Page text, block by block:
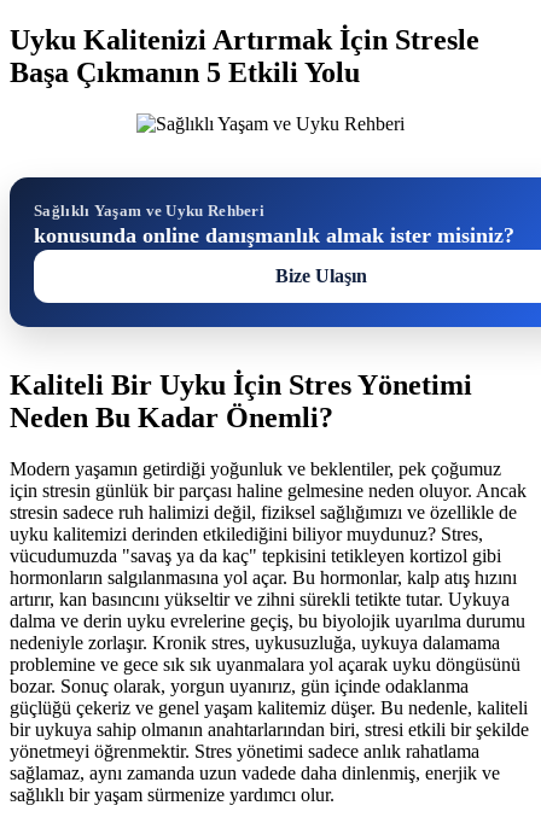
Uyku Kalitenizi Artırmak İçin Stresle
Başa Çıkmanın 5 Etkili Yolu
Sağlıklı Yaşam ve Uyku Rehberi
konusunda online danışmanlık almak ister misiniz?
Bize Ulaşın
Kaliteli Bir Uyku İçin Stres Yönetimi
Neden Bu Kadar Önemli?
Modern yaşamın getirdiği yoğunluk ve beklentiler, pek çoğumuz
için stresin günlük bir parçası haline gelmesine neden oluyor. Ancak
stresin sadece ruh halimizi değil, fiziksel sağlığımızı ve özellikle de
uyku kalitemizi derinden etkilediğini biliyor muydunuz? Stres,
vücudumuzda "savaş ya da kaç" tepkisini tetikleyen kortizol gibi
hormonların salgılanmasına yol açar. Bu hormonlar, kalp atış hızını
artırır, kan basıncını yükseltir ve zihni sürekli tetikte tutar. Uykuya
dalma ve derin uyku evrelerine geçiş, bu biyolojik uyarılma durumu
nedeniyle zorlaşır. Kronik stres, uykusuzluğa, uykuya dalamama
problemine ve gece sık sık uyanmalara yol açarak uyku döngüsünü
bozar. Sonuç olarak, yorgun uyanırız, gün içinde odaklanma
güçlüğü çekeriz ve genel yaşam kalitemiz düşer. Bu nedenle, kaliteli
bir uykuya sahip olmanın anahtarlarından biri, stresi etkili bir şekilde
yönetmeyi öğrenmektir. Stres yönetimi sadece anlık rahatlama
sağlamaz, aynı zamanda uzun vadede daha dinlenmiş, enerjik ve
sağlıklı bir yaşam sürmenize yardımcı olur.